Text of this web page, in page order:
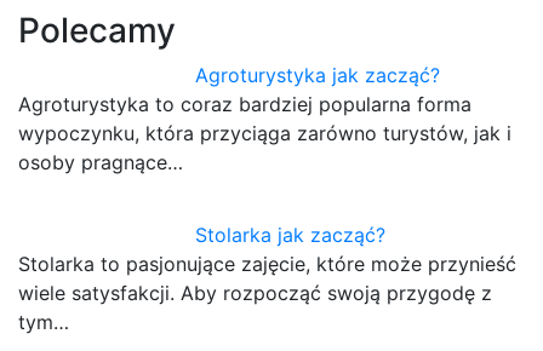
Polecamy
Agroturystyka jak zacząć?
Agroturystyka to coraz bardziej popularna forma
wypoczynku, która przyciąga zarówno turystów, jak i
osoby pragnące…
Stolarka jak zacząć?
Stolarka to pasjonujące zajęcie, które może przynieść
wiele satysfakcji. Aby rozpocząć swoją przygodę z
tym…